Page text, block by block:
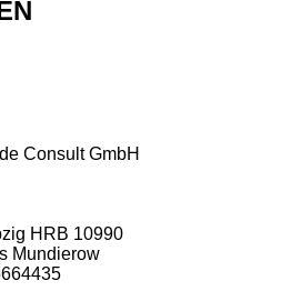
Consult GmbH
HRB 10990
Mundierow